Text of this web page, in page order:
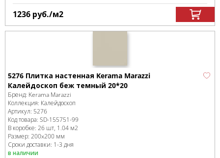
1236 руб./м2
5276 Плитка настенная Kerama Marazzi
Калейдоскоп беж темный 20*20
Бренд: Kerama Marazzi
Коллекция: Калейдоскоп
Артикул: 5276
Код товара: SD-155751-99
В коробке: 26 шт, 1.04 м2
Размер: 200x200 мм
Сроки доставки: 1-3 дня
в наличии